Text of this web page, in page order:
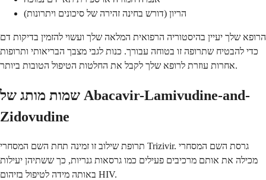
הריון (דורש בחינה זהירה של סיכונים ויתרונות)
הרופא שלך יעיין בהיסטוריה הרפואית המלאה שלך ועשוי להזמין בדיקות דם
כדי להבטיח שתרופה זו בטוחה עבורך. כנות לגבי מצבך הבריאותי ותרופות
אחרות עוזרת לרופא שלך לקבל את החלטות הטיפול הטובות ביותר.
שמות מותג של Abacavir-Lamivudine-and-
Zidovudine
תרופת שילוב זו זמינה תחת השם המסחרי Trizivir. גרסת השם המסחרי
מכילה את אותם מרכיבים פעילים כמו גרסאות גנריות, כך ששתיהן יעילות
באותה מידה לטיפול בזיהום HIV.